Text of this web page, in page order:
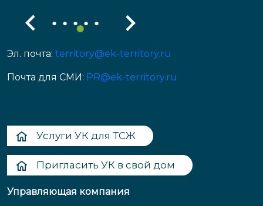
Эл. почта: territory@ek-territory.ru
Почта для СМИ: PR@ek-territory.ru
Услуги УК для ТСЖ
Пригласить УК в свой дом
Управляющая компания